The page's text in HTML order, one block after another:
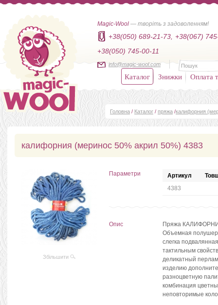
Magic-Wool — творіть з задоволенням!
+38(050) 689-21-73,
+38(067)
+38(050) 745-00-11
info@magic-wool.com
Каталог Знижки Оплата
Головна / Каталог / пряжа /калифорния
калифорния (меринос 50% акрил 50%) 4383
Збільшити
Параметри Артикул
4383
Опис
Пряжа
Объемная
слегка
тактильным
деликатный
изделию
разноцветную
комбинация
неповторимые